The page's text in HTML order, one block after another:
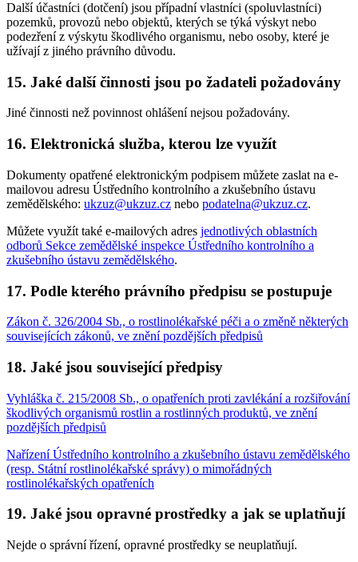
Další účastníci (dotčení) jsou případní vlastníci (spoluvlastníci)
pozemků, provozů nebo objektů, kterých se týká výskyt nebo
podezření z výskytu škodlivého organismu, nebo osoby, které je
užívají z jiného právního důvodu.
15. Jaké další činnosti jsou po žadateli požadovány
Jiné činnosti než povinnost ohlášení nejsou požadovány.
16. Elektronická služba, kterou lze využít
Dokumenty opatřené elektronickým podpisem můžete zaslat na e-
mailovou adresu Ústředního kontrolního a zkušebního ústavu
zemědělského: ukzuz@ukzuz.cz nebo podatelna@ukzuz.cz.
Můžete využít také e-mailových adres jednotlivých oblastních
odborů Sekce zemědělské inspekce Ústředního kontrolního a
zkušebního ústavu zemědělského.
17. Podle kterého právního předpisu se postupuje
Zákon č. 326/2004 Sb., o rostlinolékařské péči a o změně některých
souvisejících zákonů, ve znění pozdějších předpisů
18. Jaké jsou související předpisy
Vyhláška č. 215/2008 Sb., o opatřeních proti zavlékání a rozšiřování
škodlivých organismů rostlin a rostlinných produktů, ve znění
pozdějších předpisů
Nařízení Ústředního kontrolního a zkušebního ústavu zemědělského
(resp. Státní rostlinolékařské správy) o mimořádných
rostlinolékařských opatřeních
19. Jaké jsou opravné prostředky a jak se uplatňují
Nejde o správní řízení, opravné prostředky se neuplatňují.